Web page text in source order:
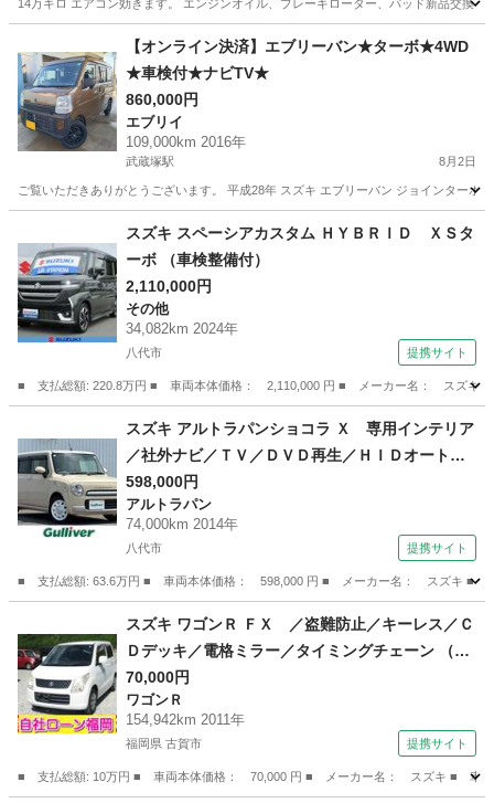
14万キロ エアコン効きます。 エンジンオイル、ブレーキローター、パッド新品交換
佐敷駅 ワゴンＲ ワゴンR
【オンライン決済】エブリーバン★ターボ★4WD
★車検付★ナビTV★
860,000円
エブリイ
109,000km 2016年
武蔵塚駅 8月2日
ご覧いただきありがとうございます。 平成28年 スズキ エブリーバン ジョインター
武蔵塚駅 エブリイ
スズキ スペーシアカスタム ＨＹＢＲＩＤ ＸＳタ
ーボ （車検整備付）
2,110,000円
その他
34,082km 2024年
八代市 提携サイト
■ 支払総額: 220.8万円 ■ 車両本体価格： 2,110,000 円 ■ メーカー名： スズ
その他
スズキ アルトラパンショコラ Ｘ 専用インテリア
／社外ナビ／ＴＶ／ＤＶＤ再生／ＨＩＤオートラ
イト／ＥＴＣ／プッシュスタート／スマートキー
／アイドリングストップ／純正１４ＡＷ／禁煙車
（検9.8）
598,000円
アルトラパン
74,000km 2014年
八代市 提携サイト
■ 支払総額: 63.6万円 ■ 車両本体価格： 598,000 円 ■ メーカー名： スズキ ■ 車
アルトラパン
スズキ ワゴンＲ ＦＸ ／盗難防止／キーレス／Ｃ
Ｄデッキ／電格ミラー／タイミングチェーン （検
10.6）
70,000円
ワゴンＲ
154,942km 2011年
福岡県 古賀市 提携サイト
■ 支払総額: 10万円 ■ 車両本体価格： 70,000 円 ■ メーカー名： スズキ ■ 車